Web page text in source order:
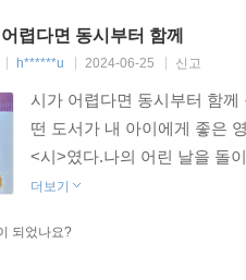
렵다면 동시부터 함께
h******u 2024-06-25 신고
시가 어렵다면 동시부터 함
떤 도서가 내 아이에게 좋은
<시>였다.나의 어린 날을 돌
더보기
되었나요?